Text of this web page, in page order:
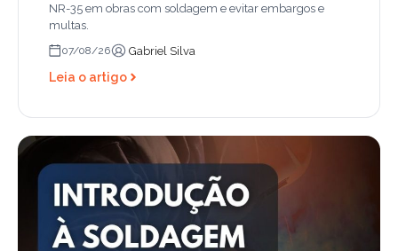
NR-35 em obras com soldagem e evitar embargos e
multas.
07/08/26 Gabriel Silva
Leia o artigo